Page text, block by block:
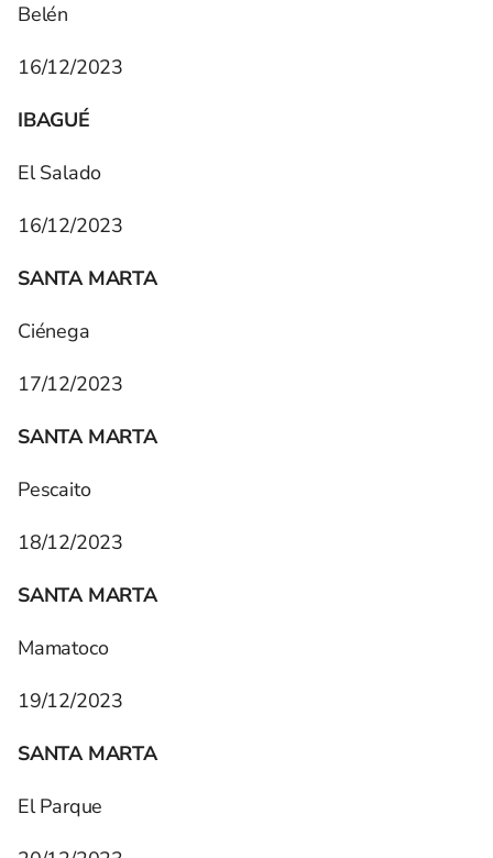
Belén
16/12/2023
IBAGUÉ
El Salado
16/12/2023
SANTA MARTA
Ciénega
17/12/2023
SANTA MARTA
Pescaito
18/12/2023
SANTA MARTA
Mamatoco
19/12/2023
SANTA MARTA
El Parque